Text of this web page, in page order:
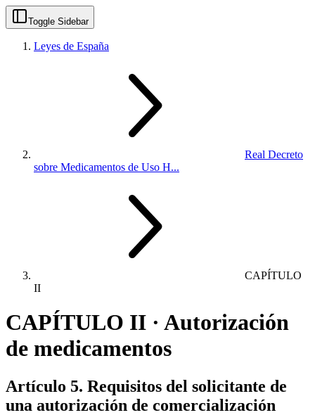
Toggle Sidebar
Leyes de España
Real Decreto
sobre Medicamentos de Uso H...
CAPÍTULO
II
CAPÍTULO II · Autorización
de medicamentos
Artículo 5. Requisitos del solicitante de
una autorización de comercialización